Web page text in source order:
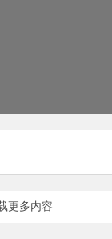
更多内容